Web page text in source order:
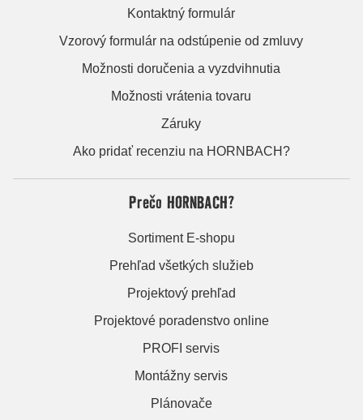
Kontaktný formulár
Vzorový formulár na odstúpenie od zmluvy
Možnosti doručenia a vyzdvihnutia
Možnosti vrátenia tovaru
Záruky
Ako pridať recenziu na HORNBACH?
Prečo HORNBACH?
Sortiment E-shopu
Prehľad všetkých služieb
Projektový prehľad
Projektové poradenstvo online
PROFI servis
Montážny servis
Plánovače